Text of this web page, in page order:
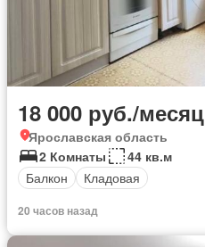
18 000 руб./месяц
Ярославская область
2 Комнаты
44 кв.м
Балкон
Кладовая
20 часов назад